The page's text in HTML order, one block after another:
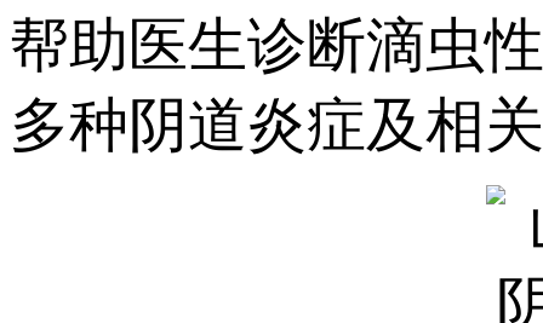
帮助医生诊断滴虫性
多种阴道炎症及相关